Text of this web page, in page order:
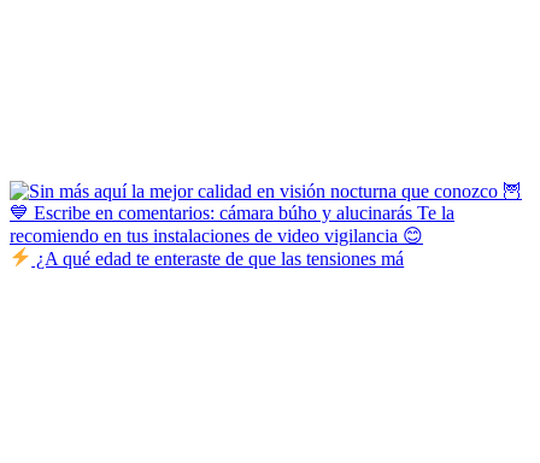
¿A qué edad te enteraste de que las tensiones má